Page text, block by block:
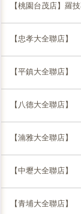
【桃園台茂店】羅
【忠孝大全聯店】
【平鎮大全聯店】
【八德大全聯店】
【湳雅大全聯店】
【中壢大全聯店】
【青埔大全聯店】